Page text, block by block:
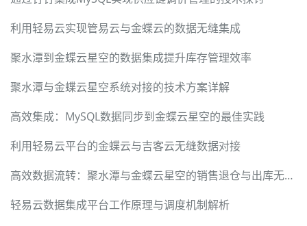
利用轻易云实现管易云与金蝶云的数据无缝集成
聚水潭到金蝶云星空的数据集成提升库存管理效率
聚水潭与金蝶云星空系统对接的技术方案详解
高效集成：MySQL数据同步到金蝶云星空的最佳实践
利用轻易云平台的金蝶云与吉客云无缝数据对接
高效数据流转：聚水潭与金蝶云星空的销售退仓与出库无缝集成
轻易云数据集成平台工作原理与调度机制解析